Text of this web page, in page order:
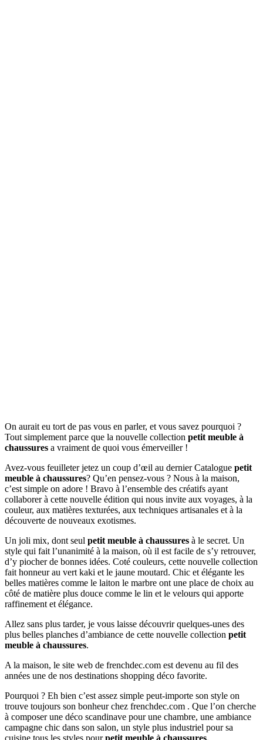
On aurait eu tort de pas vous en parler, et vous savez pourquoi ?
Tout simplement parce que la nouvelle collection petit meuble à
chaussures a vraiment de quoi vous émerveiller !
Avez-vous feuilleter jetez un coup d’œil au dernier Catalogue petit
meuble à chaussures? Qu’en pensez-vous ? Nous à la maison,
c’est simple on adore ! Bravo à l’ensemble des créatifs ayant
collaborer à cette nouvelle édition qui nous invite aux voyages, à la
couleur, aux matières texturées, aux techniques artisanales et à la
découverte de nouveaux exotismes.
Un joli mix, dont seul petit meuble à chaussures à le secret. Un
style qui fait l’unanimité à la maison, où il est facile de s’y retrouver,
d’y piocher de bonnes idées. Coté couleurs, cette nouvelle collection
fait honneur au vert kaki et le jaune moutard. Chic et élégante les
belles matières comme le laiton le marbre ont une place de choix au
côté de matière plus douce comme le lin et le velours qui apporte
raffinement et élégance.
Allez sans plus tarder, je vous laisse découvrir quelques-unes des
plus belles planches d’ambiance de cette nouvelle collection petit
meuble à chaussures.
A la maison, le site web de frenchdec.com est devenu au fil des
années une de nos destinations shopping déco favorite.
Pourquoi ? Eh bien c’est assez simple peut-importe son style on
trouve toujours son bonheur chez frenchdec.com . Que l’on cherche
à composer une déco scandinave pour une chambre, une ambiance
campagne chic dans son salon, un style plus industriel pour sa
cuisine tous les styles pourpetit meuble à chaussures.